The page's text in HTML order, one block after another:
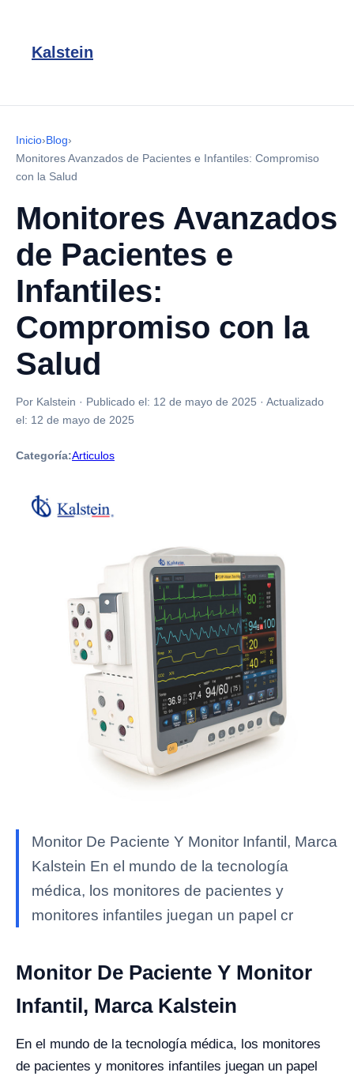
Kalstein
Inicio›Blog›
Monitores Avanzados de Pacientes e Infantiles: Compromiso
con la Salud
Monitores Avanzados
de Pacientes e
Infantiles:
Compromiso con la
Salud
Por Kalstein · Publicado el: 12 de mayo de 2025 · Actualizado
el: 12 de mayo de 2025
Categoría:Articulos
Monitor De Paciente Y Monitor Infantil, Marca
Kalstein En el mundo de la tecnología
médica, los monitores de pacientes y
monitores infantiles juegan un papel cr
Monitor De Paciente Y Monitor
Infantil, Marca Kalstein
En el mundo de la tecnología médica, los monitores
de pacientes y monitores infantiles juegan un papel